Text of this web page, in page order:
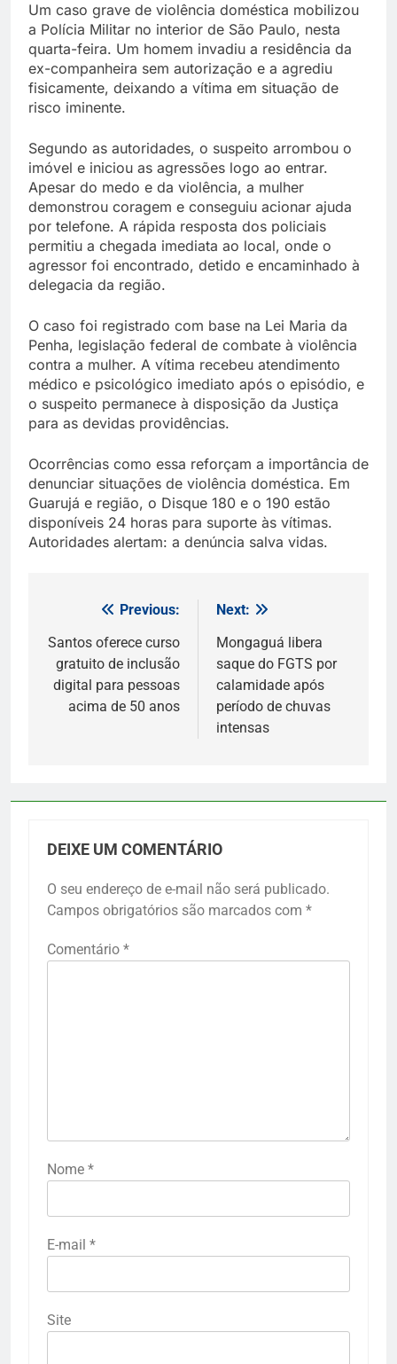
Um caso grave de violência doméstica mobilizou
a Polícia Militar no interior de São Paulo, nesta
quarta-feira. Um homem invadiu a residência da
ex-companheira sem autorização e a agrediu
fisicamente, deixando a vítima em situação de
risco iminente.
Segundo as autoridades, o suspeito arrombou o
imóvel e iniciou as agressões logo ao entrar.
Apesar do medo e da violência, a mulher
demonstrou coragem e conseguiu acionar ajuda
por telefone. A rápida resposta dos policiais
permitiu a chegada imediata ao local, onde o
agressor foi encontrado, detido e encaminhado à
delegacia da região.
O caso foi registrado com base na Lei Maria da
Penha, legislação federal de combate à violência
contra a mulher. A vítima recebeu atendimento
médico e psicológico imediato após o episódio, e
o suspeito permanece à disposição da Justiça
para as devidas providências.
Ocorrências como essa reforçam a importância de
denunciar situações de violência doméstica. Em
Guarujá e região, o Disque 180 e o 190 estão
disponíveis 24 horas para suporte às vítimas.
Autoridades alertam: a denúncia salva vidas.
Navegação
de
Post
Previous:
Santos oferece curso
gratuito de inclusão
digital para pessoas
acima de 50 anos
Next:
Mongaguá libera
saque do FGTS por
calamidade após
período de chuvas
intensas
DEIXE UM COMENTÁRIO
O seu endereço de e-mail não será publicado.
Campos obrigatórios são marcados com *
Comentário *
Nome *
E-mail *
Site